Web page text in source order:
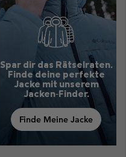
Spar dir das Rätselraten.
Finde deine perfekte
Jacke mit unserem
Jacken‑Finder.
Finde Meine Jacke